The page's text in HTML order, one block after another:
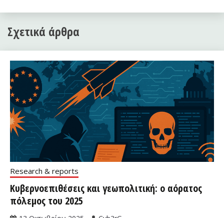
Σχετικά άρθρα
Research & reports
Κυβερνοεπιθέσεις και γεωπολιτική: ο αόρατος
πόλεμος του 2025